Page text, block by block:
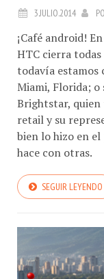
3.JULIO.2014
¡Café android!
HTC cierra todas
todavía estamos
Miami, Florida; o
Brightstar, quien
retail y su
bien lo hizo en el
hace con otras.
SEGUIR LEYENDO